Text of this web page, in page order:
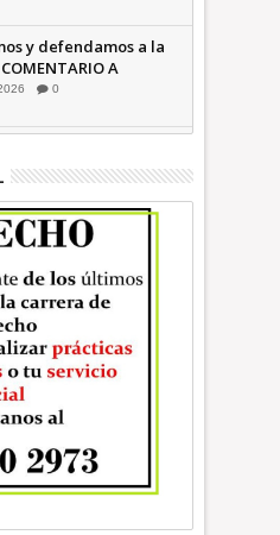
y defendamos a la
A
0